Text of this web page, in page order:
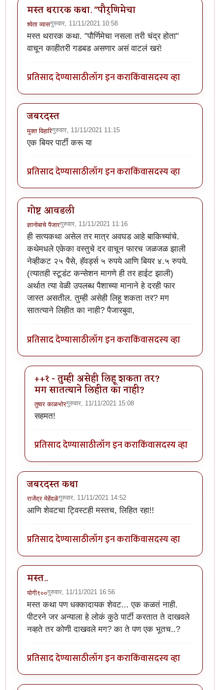
मस्त थरारक कथा. "पौर्णिमेचा
श्वेता व्यासगुरुवार, 11/11/2021 10:58
मस्त थरारक कथा. "पौर्णिमेचा नसला तरी चंद्र होता"
वाचून काहीतरी गडबड असणार असं वाटलं खरं!
प्रतिसाद देण्यासाठीलॉग इन कराकिंवासदस्य व्हा
जबरदस्त
मुक्त विहारिगुरुवार, 11/11/2021 11:15
एक बियर पार्टी करू या
प्रतिसाद देण्यासाठीलॉग इन कराकिंवासदस्य व्हा
गोष्ट आवडली
ज्ञानोबाचे पैजारगुरुवार, 11/11/2021 11:16
ही सत्यकथा असेल तर मात्र अवघड आहे बाकिच्यांचे.
कथेमधले एकेका वस्तुचे दर वाचून फारच जळजळ झाली
नेव्हीकट २५ पैसे, हॅवर्ड्स ५ रुपये आणि बियर ४.५ रुपये.
(त्यातही स्टूडंट कन्सेशन मागणे ही तर हाईट झाली)
अर्थात त्या वेळी उपलब्ध पैशाच्या मानाने हे दरही फार
जास्त असतील. तुम्ही असेही लिहू शकता तर? मग
सातत्याने लिहीत का नाही? पैजारबुवा,
प्रतिसाद देण्यासाठीलॉग इन कराकिंवासदस्य व्हा
++१ - तुम्ही असेही लिहू शकता तर?
मग सातत्याने लिहीत का नाही?
तुषार काळभोरगुरुवार, 11/11/2021 15:08
In reply to
सहमत!
प्रतिसाद देण्यासाठीलॉग इन कराकिंवासदस्य व्हा
जबरदस्त कथा
राजेंद्र मेहेंदळेगुरुवार, 11/11/2021 14:52
आणि शेवटचा ट्विस्टही मस्तच, लिहित रहा!!
प्रतिसाद देण्यासाठीलॉग इन कराकिंवासदस्य व्हा
मस्त..
योगी९००गुरुवार, 11/11/2021 16:56
मस्त कथा पण धक्कादायक शेवट... एक कळतं नाही.
पीटरने जर अन्याला हे लोकं कुठे पार्टी करतात ते दाखवले
नव्हते तर कोणी दाखवले मग? का ते पण एक भूतच..?
प्रतिसाद देण्यासाठीलॉग इन कराकिंवासदस्य व्हा